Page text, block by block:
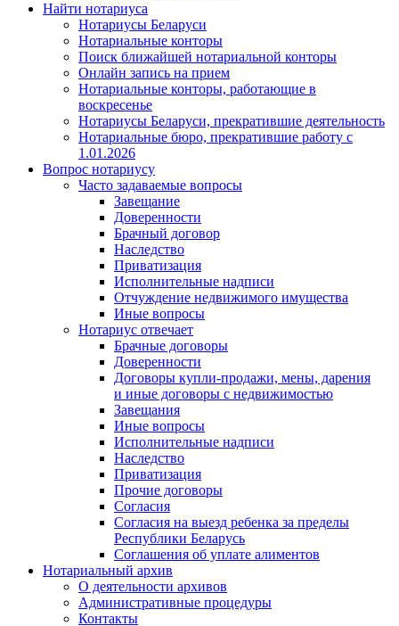
Найти нотариуса
Нотариусы Беларуси
Нотариальные конторы
Поиск ближайшей нотариальной конторы
Онлайн запись на прием
Нотариальные конторы, работающие в
воскресенье
Нотариусы Беларуси, прекратившие деятельность
Нотариальные бюро, прекратившие работу с
1.01.2026
Вопрос нотариусу
Часто задаваемые вопросы
Завещание
Доверенности
Брачный договор
Наследство
Приватизация
Исполнительные надписи
Отчуждение недвижимого имущества
Иные вопросы
Нотариус отвечает
Брачные договоры
Доверенности
Договоры купли-продажи, мены, дарения
и иные договоры с недвижимостью
Завещания
Иные вопросы
Исполнительные надписи
Наследство
Приватизация
Прочие договоры
Согласия
Согласия на выезд ребенка за пределы
Республики Беларусь
Соглашения об уплате алиментов
Нотариальный архив
О деятельности архивов
Административные процедуры
Контакты